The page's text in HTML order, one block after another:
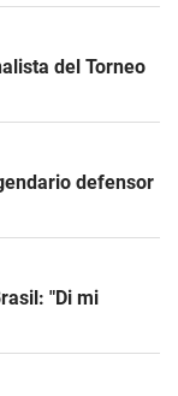
del Torneo
defensor
"Di mi